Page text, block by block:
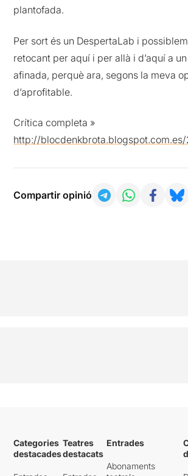
plantofada.
Per sort és un DespertaLab i
retocant per aquí i per allà i d’aquí a
afinada, perquè ara, segons la meva
d’aprofitable.
Crítica completa »
http://
Compartir opinió
Categories
destacades
Teatres
destacats
Entrades
Abonaments